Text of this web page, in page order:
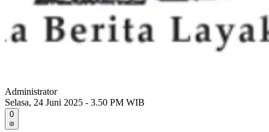
Administrator
Selasa, 24 Juni 2025 - 3.50 PM WIB
0